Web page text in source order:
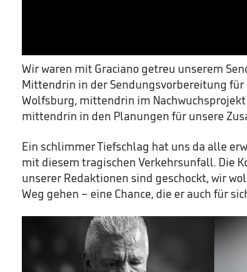
seconds
of
24
secondsVolume
90%
Wir waren mit Graciano getreu unserem
Mittendrin in der Sendungsvorbereitung für
Wolfsburg, mittendrin im Nachwuchsprojekt
mittendrin in den Planungen für unsere
Ein schlimmer Tiefschlag hat uns da alle
mit diesem tragischen Verkehrsunfall. Die
unserer Redaktionen sind geschockt, wir
Weg gehen – eine Chance, die er auch für